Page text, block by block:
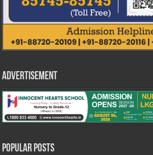
Advertisement
Popular Posts